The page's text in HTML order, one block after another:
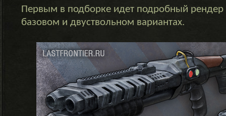
Первым в подборке идет подробный рендер
базовом и двуствольном вариантах.